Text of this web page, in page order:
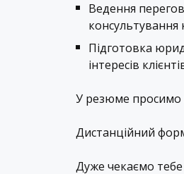
Ведення
консультування
Підготовка
інтересів
У резюме просимо
Дистанційний
Дуже чекаємо